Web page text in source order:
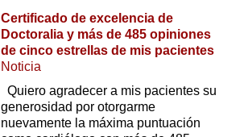
Certificado de excelencia de
Doctoralia y más de 485 opiniones
de cinco estrellas de mis pacientes
Noticia
Quiero agradecer a mis pacientes su
generosidad por otorgarme
nuevamente la máxima puntuación